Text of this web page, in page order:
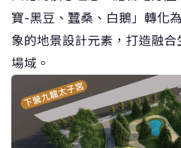
寶-黑豆、蠶桑、白鵝」轉化
象的地景設計元素，打造融
場域。